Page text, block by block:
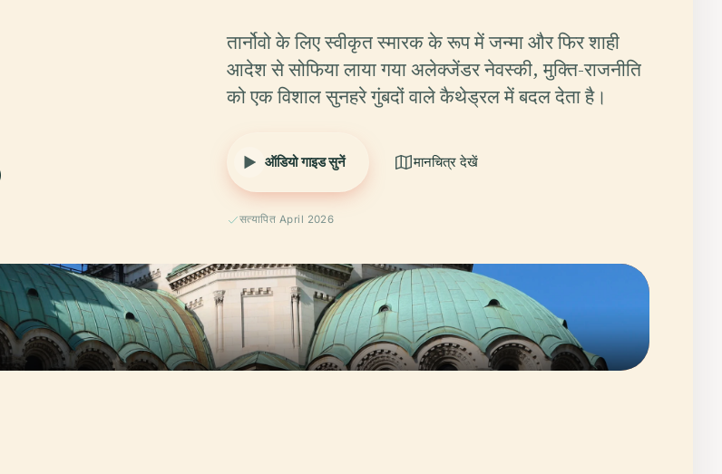
तार्नोवो के लिए स्वीकृत स्मारक के रूप में जन्मा और फिर शाही
आदेश से सोफिया लाया गया अलेक्जेंडर नेवस्की, मुक्ति-राजनीति
को एक विशाल सुनहरे गुंबदों वाले कैथेड्रल में बदल देता है।
ऑडियो गाइड सुनें मानचित्र देखें
सत्यापित April 2026